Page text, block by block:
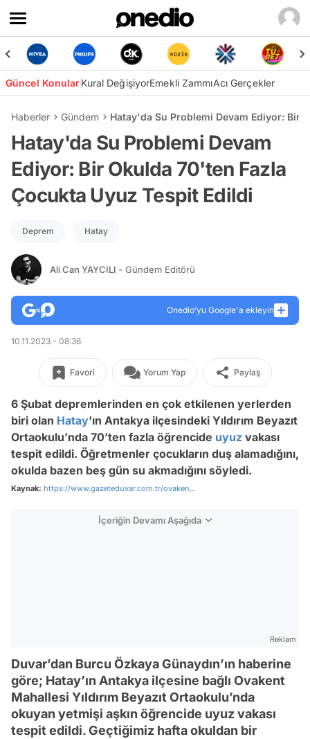
Güncel KonularKural DeğişiyorEmekli ZammıAcı Gerçekler
Haberler Gündem Hatay'da Su Problemi Devam Ediyor: Bir
Hatay'da Su Problemi Devam
Ediyor: Bir Okulda 70'ten Fazla
Çocukta Uyuz Tespit Edildi
Deprem Hatay
Ali Can YAYCILI - Gündem Editörü
Onedio’yu Google'a ekleyin
10.11.2023 - 08:36
Favori Yorum Yap Paylaş
6 Şubat depremlerinden en çok etkilenen yerlerden
biri olan Hatay’ın Antakya ilçesindeki Yıldırım Beyazıt
Ortaokulu’nda 70’ten fazla öğrencide uyuz vakası
tespit edildi. Öğretmenler çocukların duş alamadığını,
okulda bazen beş gün su akmadığını söyledi.
Kaynak: https://www.gazeteduvar.com.tr/ovaken...
İçeriğin Devamı Aşağıda
Reklam
Duvar’dan Burcu Özkaya Günaydın’ın haberine
göre; Hatay’ın Antakya ilçesine bağlı Ovakent
Mahallesi Yıldırım Beyazıt Ortaokulu’nda
okuyan yetmişi aşkın öğrencide uyuz vakası
tespit edildi. Geçtiğimiz hafta okuldan bir